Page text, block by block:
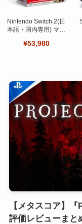
Nintendo Switch 2(日
本語・国内専用) マリ
ット
¥53,980
【メタスコア】
評価レビューまと